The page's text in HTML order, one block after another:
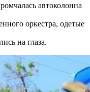
автоколонна
оркестра, одетые
на глаза.